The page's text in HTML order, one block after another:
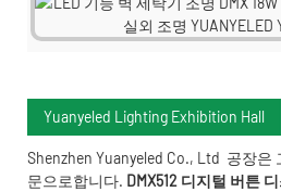
Yuanyeled Lighting Exhibition Hall
Shenzhen Yuanyeled Co., Ltd 공장은
문으로합니다. DMX512 디지털 버튼